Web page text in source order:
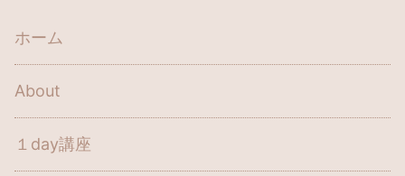
ホーム
About
１day講座